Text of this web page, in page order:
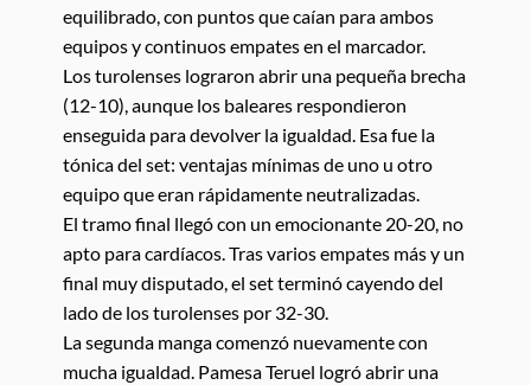
equilibrado, con puntos que caían para ambos
equipos y continuos empates en el marcador.
Los turolenses lograron abrir una pequeña brecha
(12-10), aunque los baleares respondieron
enseguida para devolver la igualdad. Esa fue la
tónica del set: ventajas mínimas de uno u otro
equipo que eran rápidamente neutralizadas.
El tramo final llegó con un emocionante 20-20, no
apto para cardíacos. Tras varios empates más y un
final muy disputado, el set terminó cayendo del
lado de los turolenses por 32-30.
La segunda manga comenzó nuevamente con
mucha igualdad. Pamesa Teruel logró abrir una